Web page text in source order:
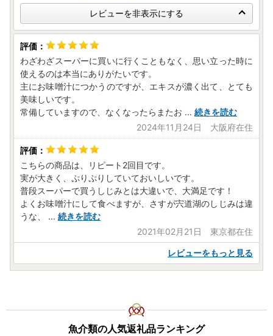
レビューを非表示にする
わざわざスーパーに買いに行くこともなく、思い立った時に
使えるのは本当にありがたいです。
主にお味噌汁につかうのですが、エキスが濃く出て、とても
美味しいです。
常備していますので、なくなったらまたお ... 続きを読む
2024年11月24日 大阪府在住
こちらの商品は、リピート2回目です。
実が大きく、ぷりぷりしていておいしいです。
普段スーパーで買うしじみとは大違いで、大満足です！
よくお味噌汁にして食べますが、さすが宍道湖のしじみは違
うな、
... 続きを読む
2021年02月21日 東京都在住
レビューをもっと見る
魚介類の人気返礼品ランキング